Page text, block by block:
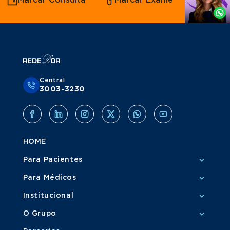
Whatsapp
Central
3003-3230
HOME
Para Pacientes
Para Médicos
Institucional
O Grupo